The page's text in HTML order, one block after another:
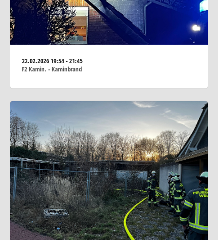
22.02.202619:54 - 21:45
F2 Kamin. - Kaminbrand